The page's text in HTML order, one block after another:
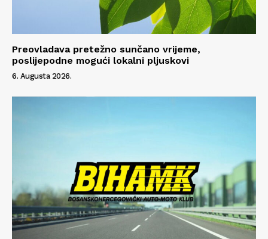
Preovladava pretežno sunčano vrijeme,
poslijepodne mogući lokalni pljuskovi
6. Augusta 2026.